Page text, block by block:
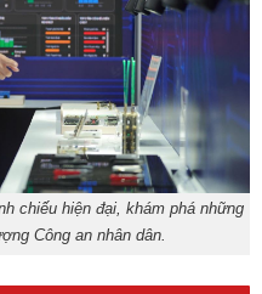
chiếu hiện đại, khám phá những
Công an nhân dân.